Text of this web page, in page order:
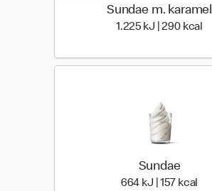
Sundae m. karamel
1.225 kJ | 290 kcal
Sundae
664 kJ | 157 kcal